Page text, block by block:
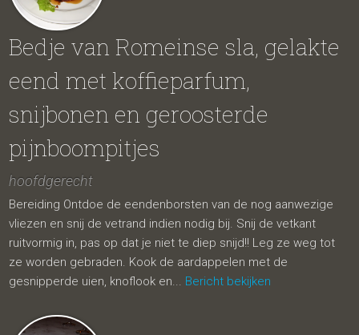
Bedje van Romeinse sla, gelakte
eend met koffieparfum,
snijbonen en geroosterde
pijnboompitjes
hoofdgerecht
Bereiding Ontdoe de eendenborsten van de nog aanwezige
vliezen en snij de vetrand indien nodig bij. Snij de vetkant
ruitvormig in, pas op dat je niet te diep snijd!! Leg ze weg tot
ze worden gebraden. Kook de aardappelen met de
gesnipperde uien, knoflook en... Bericht bekijken